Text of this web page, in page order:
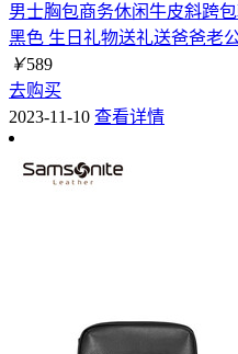
男士胸包商务休闲牛皮斜跨
黑色 生日礼物送礼送爸爸老
￥589
去购买
2023-11-10 查看详情